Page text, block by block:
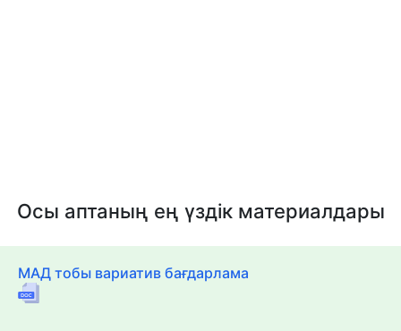
Осы аптаның ең үздік материалдары
МАД тобы вариатив бағдарлама